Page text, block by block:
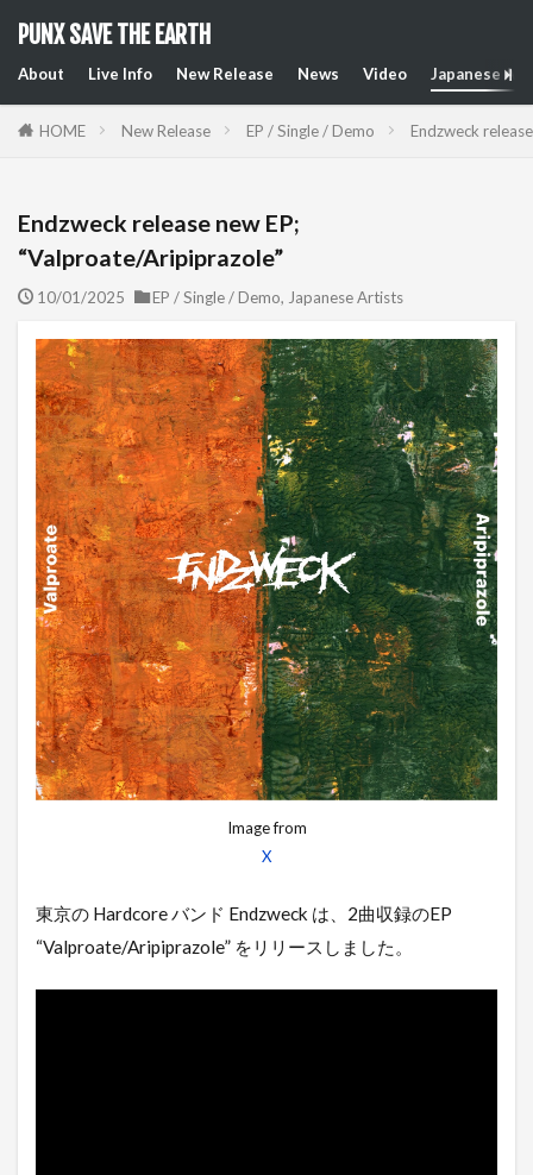
PUNX SAVE THE EARTH
About Live Info New Release News Video Japanese
HOME New Release EP / Single / Demo Endzweck
Endzweck release new EP;
“Valproate/Aripiprazole”
10/01/2025 EP / Single / Demo, Japanese Artists
Image from
X
東京の Hardcore バンド Endzweck は、2曲収録のEP
“Valproate/Aripiprazole” をリリースしました。